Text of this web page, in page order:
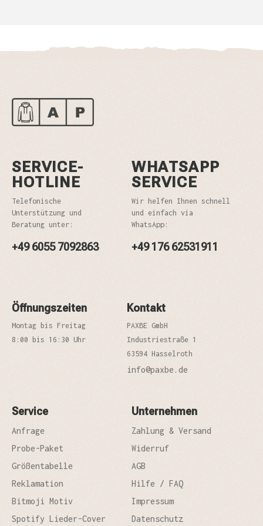
SERVICE-
HOTLINE
Telefonische
Unterstützung und
Beratung unter:
+49 6055 7092863
WHATSAPP
SERVICE
Wir helfen Ihnen schnell
und einfach via
WhatsApp:
+49 176 62531911
Öffnungszeiten
Montag bis Freitag
8:00 bis 16:30 Uhr
Kontakt
PAXBE GmbH
Industriestraße 1
63594 Hasselroth
info@paxbe.de
Service
Anfrage
Probe-Paket
Größentabelle
Reklamation
Bitmoji Motiv
Spotify Lieder-Cover
Unternehmen
Zahlung & Versand
Widerruf
AGB
Hilfe / FAQ
Impressum
Datenschutz